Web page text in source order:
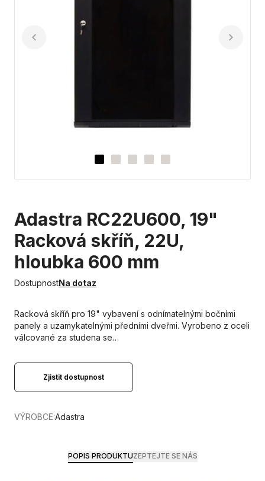
Adastra RC22U600, 19"
Racková skříň, 22U,
hloubka 600 mm
DostupnostNa dotaz
Racková skříň pro 19" vybavení s odnímatelnými bočními
panely a uzamykatelnými předními dveřmi. Vyrobeno z oceli
válcované za studena se…
Zjistit dostupnost
VÝROBCE:Adastra
POPIS PRODUKTUZEPTEJTE SE NÁS